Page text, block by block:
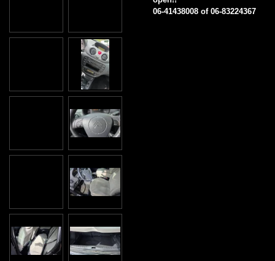
06-41438008 of 06-83224367